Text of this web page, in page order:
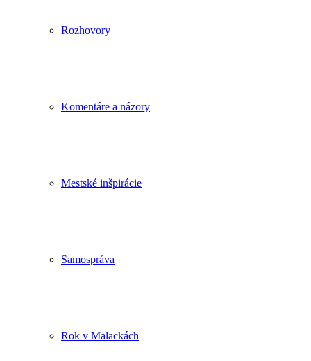
Rozhovory
Komentáre a názory
Mestské inšpirácie
Samospráva
Rok v Malackách